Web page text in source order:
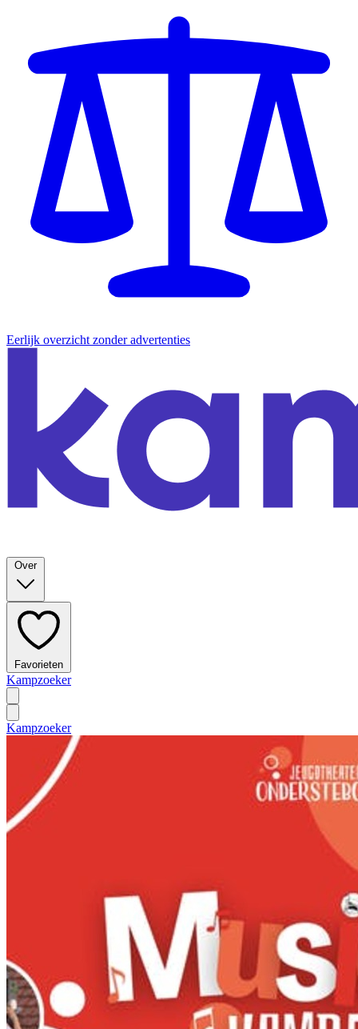
Eerlijk overzicht zonder advertenties
Over
Favorieten
Kampzoeker
Kampzoeker